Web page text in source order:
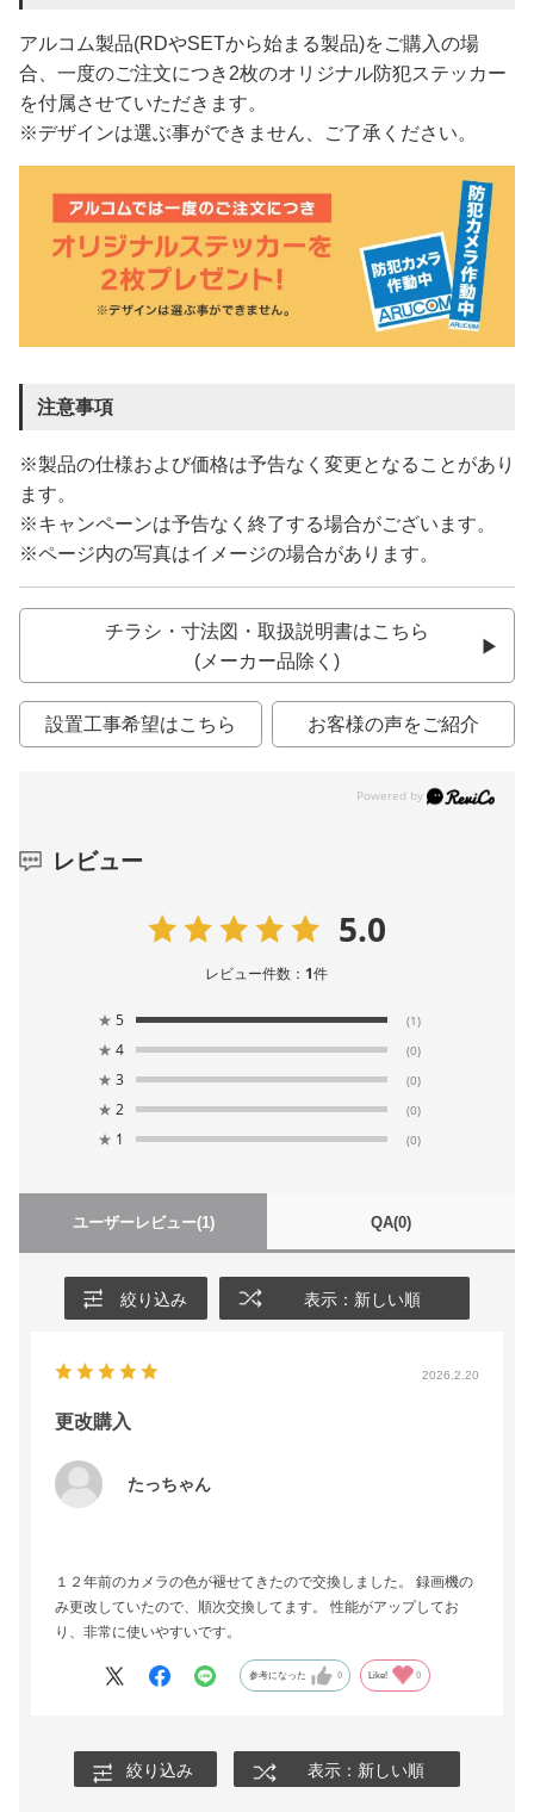
アルコム製品(RDやSETから始まる製品)をご購入の場
合、一度のご注文につき2枚のオリジナル防犯ステッカー
を付属させていただきます。
※デザインは選ぶ事ができません、ご了承ください。
注意事項
※製品の仕様および価格は予告なく変更となることがあり
ます。
※キャンペーンは予告なく終了する場合がございます。
※ページ内の写真はイメージの場合があります。
チラシ・寸法図・取扱説明書はこちら
(メーカー品除く)
設置工事希望はこちら お客様の声をご紹介
レビュー
5.0
レビュー件数： 1件
★ 5 (1)
★ 4 (0)
★ 3 (0)
★ 2 (0)
★ 1 (0)
ユーザーレビュー(1) QA(0)
絞り込み 表示：新しい順
2026.2.20
更改購入
たっちゃん
１２年前のカメラの色が褪せてきたので交換しました。 録画機の
み更改していたので、順次交換してます。 性能がアップしてお
り、非常に使いやすいです。
参考になった 0 Like! 0
絞り込み 表示：新しい順